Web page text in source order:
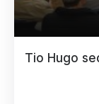
Tio Hugo